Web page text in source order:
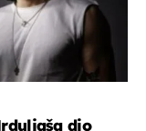
dio